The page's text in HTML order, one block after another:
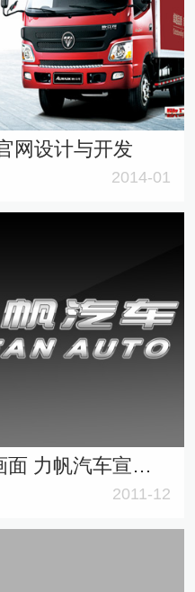
网设计与开发
2014-01
汽车宣传册宣传主K画面 力帆汽车宣传资料设计案例
2011-12